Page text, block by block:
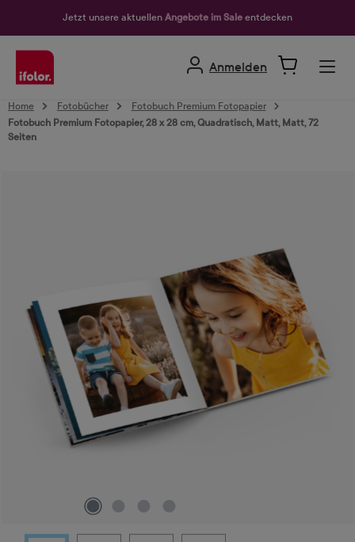
Jetzt unsere aktuellen Angebote im Sale entdecken
Anmelden
Home Fotobücher
Fotobuch Premium Fotopapier
Fotobuch Premium Fotopapier, 28 x 28 cm, Quadratisch, Matt, Matt, 72
Seiten